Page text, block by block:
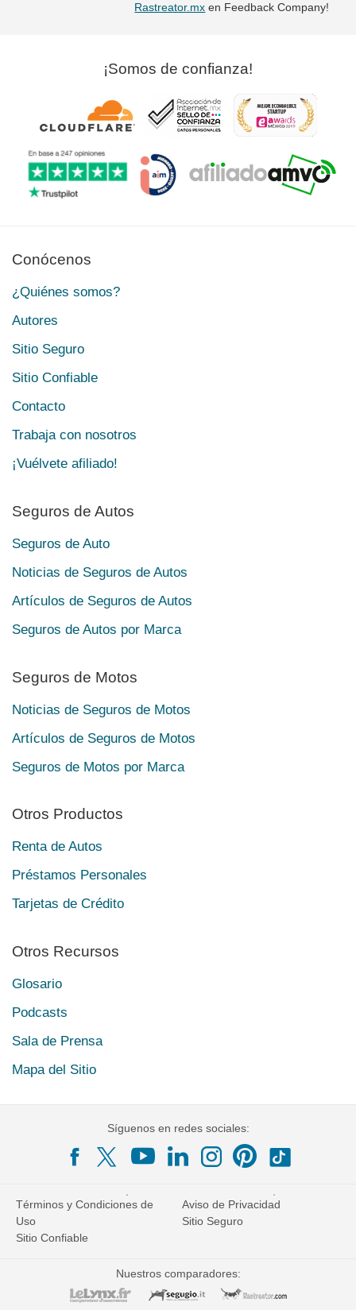
Rastreator.mx en Feedback Company!
¡Somos de confianza!
Conócenos
¿Quiénes somos?
Autores
Sitio Seguro
Sitio Confiable
Contacto
Trabaja con nosotros
¡Vuélvete afiliado!
Seguros de Autos
Seguros de Auto
Noticias de Seguros de Autos
Artículos de Seguros de Autos
Seguros de Autos por Marca
Seguros de Motos
Noticias de Seguros de Motos
Artículos de Seguros de Motos
Seguros de Motos por Marca
Otros Productos
Renta de Autos
Préstamos Personales
Tarjetas de Crédito
Otros Recursos
Glosario
Podcasts
Sala de Prensa
Mapa del Sitio
Síguenos en redes sociales:
Términos y Condiciones de
Uso
Aviso de Privacidad
Sitio Seguro
Sitio Confiable
Nuestros comparadores: